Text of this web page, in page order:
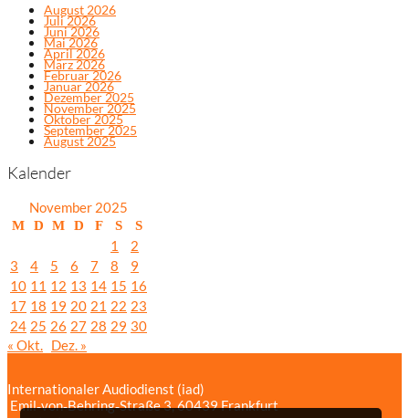
August 2026
Juli 2026
Juni 2026
Mai 2026
April 2026
März 2026
Februar 2026
Januar 2026
Dezember 2025
November 2025
Oktober 2025
September 2025
August 2025
Kalender
November 2025
M D M D F S S
1
2
3
4 5 6 7 8
9
10 11 12 13 14 15 16
17 18 19 20 21 22 23
24 25 26 27 28 29 30
« Okt. Dez. »
Internationaler Audiodienst (iad)
Emil‑von‑Behring‑Straße 3, 60439 Frankfurt